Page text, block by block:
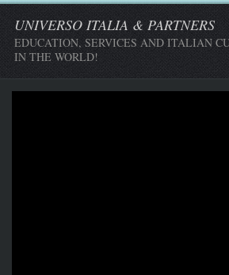
UNIVERSO ITALIA & PARTNERS
EDUCATION, SERVICES AND ITALIAN
IN THE WORLD!